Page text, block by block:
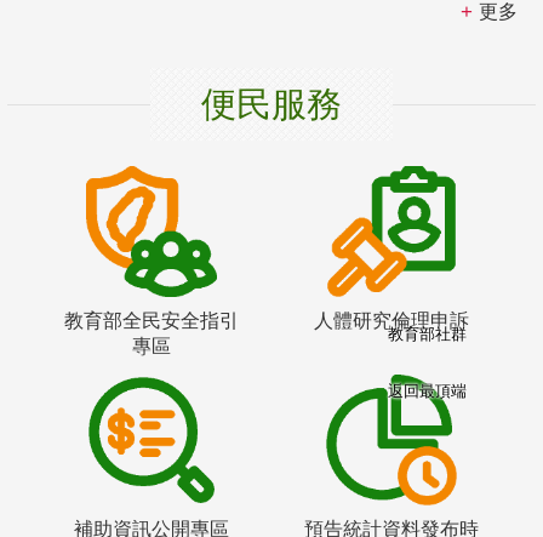
更多
便民服務
教育部全民安全指引
專區
人體研究倫理申訴
補助資訊公開專區
預告統計資料發布時
教育部社群
返回最頂端